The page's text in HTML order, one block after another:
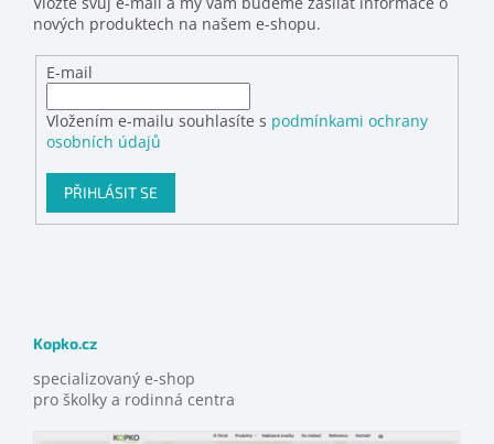
nových produktech na našem e-shopu.
E-mail
Vložením e-mailu souhlasíte s podmínkami ochrany
osobních údajů
PŘIHLÁSIT SE
Kopko.cz
specializovaný e-shop
pro školky a rodinná centra